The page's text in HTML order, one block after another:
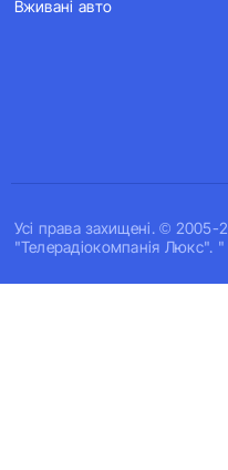
Усi права захищенi. © 2005-
"Телерадіокомпанія Люкс".
Вживані авто